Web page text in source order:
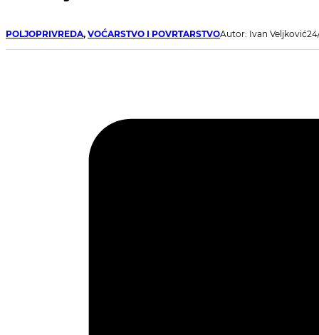
POLJOPRIVREDA, VOĆARSTVO I POVRTARSTVOAutor: Ivan Veljković